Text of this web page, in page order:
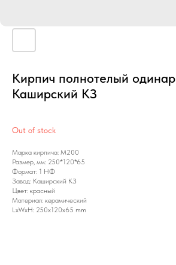
Кирпич полнотелый
Каширский КЗ
Out of stock
Марка кирпича: М200
Размер, мм: 250*120*65
Формат: 1 НФ
Завод: Каширский КЗ
Цвет: красный
Материал: керамический
LxWxH: 250x120x65 mm